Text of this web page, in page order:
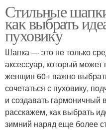
Стильные
как выбрать
пуховику
Шапка — это не только
аксессуар, который
женщин 60+ важно
сочетаться с пуховику,
и создавать гармоничный
расскажем, как выбрать
зимний наряд еще более